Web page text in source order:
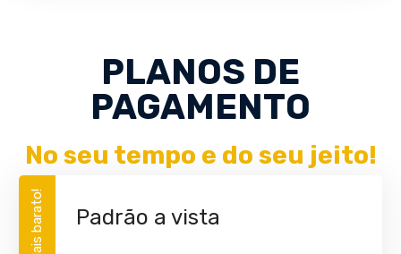
PLANOS DE
PAGAMENTO
No seu tempo e do seu jeito!
Mais barato! Padrão a vista